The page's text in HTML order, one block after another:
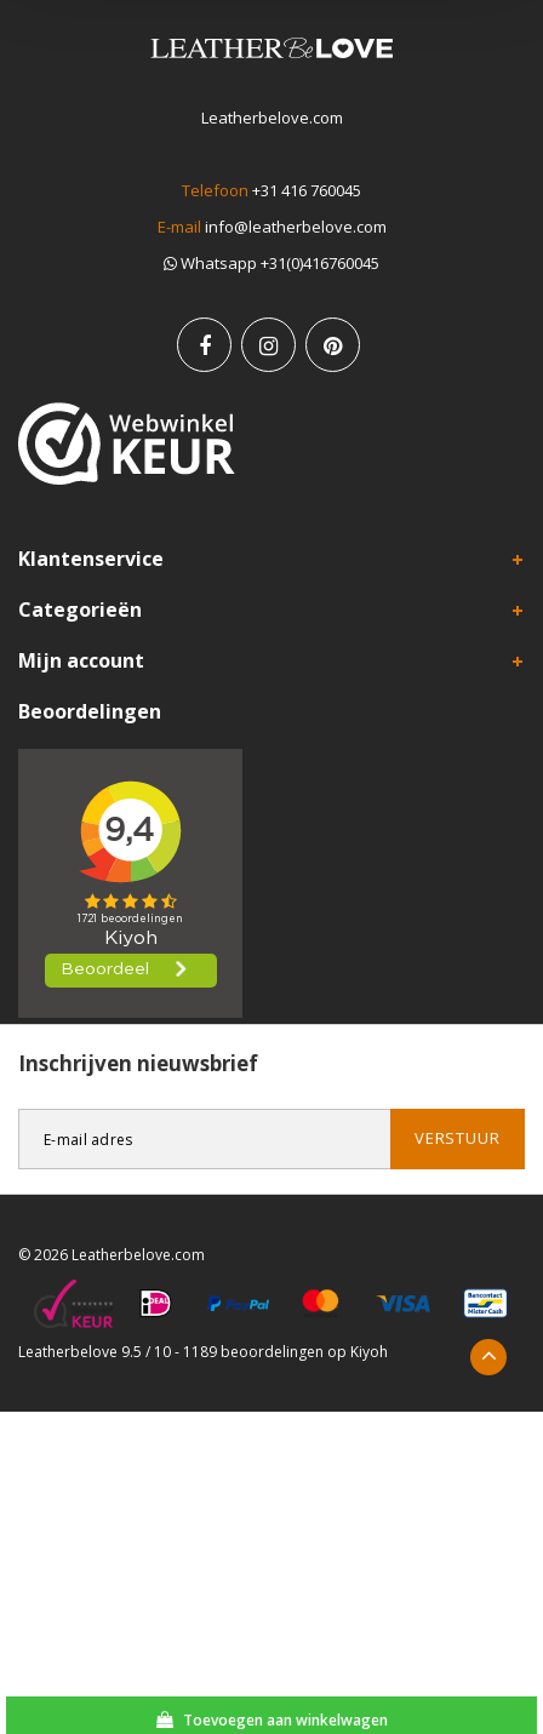
Toevoegen aan winkelwagen
Leatherbelove.com
Telefoon +31 416 760045
E-mail info@leatherbelove.com
Whatsapp +31(0)416760045
Klantenservice
Categorieën
Mijn account
Beoordelingen
Inschrijven nieuwsbrief
VERSTUUR
© 2026 Leatherbelove.com
Leatherbelove 9.5 / 10- 1189 beoordelingen op Kiyoh